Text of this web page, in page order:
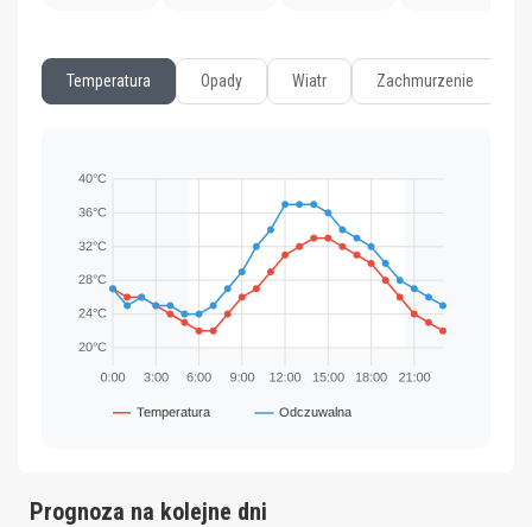
Temperatura Opady Wiatr Zachmurzenie
Prognoza na kolejne dni